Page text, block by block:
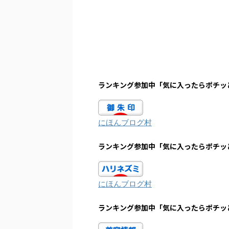
ランキング参加中「気に入ったらポチッ
にほんブログ村
ランキング参加中「気に入ったらポチッ
にほんブログ村
ランキング参加中「気に入ったらポチッ